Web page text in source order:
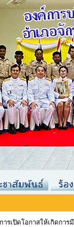
ชาสัมพันธ์ ร้อ
ารเปิดโอกาสให้เกิดการ